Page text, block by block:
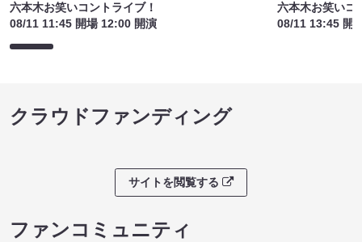
六本木お笑いコントライブ！
08/11 11:45 開場 12:00 開演
六本木お笑いコ
08/11 13:45 開
クラウドファンディング
サイトを閲覧する
ファンコミュニティ